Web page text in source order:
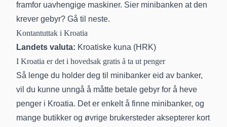
framfor uavhengige maskiner. Sier minibanken at den
krever gebyr? Gå til neste.
Kontantuttak i Kroatia
Landets valuta: Kroatiske kuna (HRK)
I Kroatia er det i hovedsak gratis å ta ut penger
Så lenge du holder deg til minibanker eid av banker,
vil du kunne unngå å måtte betale gebyr for å heve
penger i Kroatia. Det er enkelt å finne minibanker, og
mange butikker og øvrige brukersteder aksepterer kort